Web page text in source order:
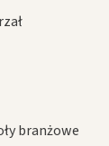
branżowe